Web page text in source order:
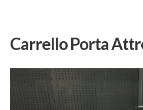
Carrello Porta